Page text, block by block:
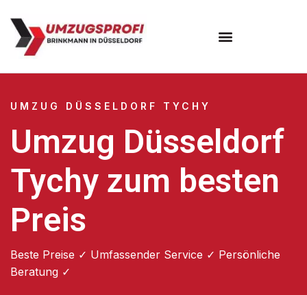
UMZUG DÜSSELDORF TYCHY
Umzug Düsseldorf
Tychy zum besten
Preis
Beste Preise ✓ Umfassender Service ✓ Persönliche
Beratung ✓